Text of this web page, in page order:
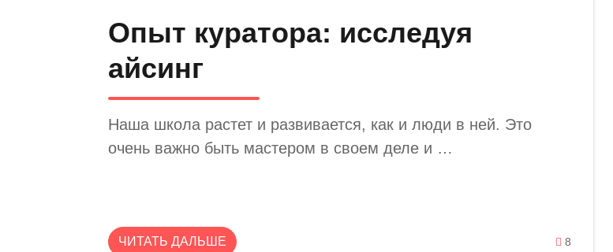
Опыт куратора: исследуя
айсинг
Наша школа растет и развивается, как и люди в ней. Это
очень важно быть мастером в своем деле и …
ЧИТАТЬ ДАЛЬШЕ 8